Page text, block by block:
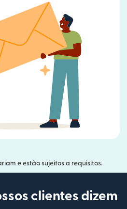
e estão sujeitos a requisitos.
clientes dizem